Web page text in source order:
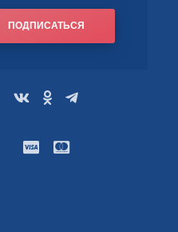
ПОДПИСАТЬСЯ